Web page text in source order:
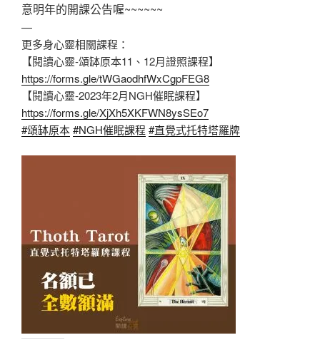
意明年的開課公告喔~~~~~~
—
更多身心靈相關課程：
【閱讀心靈-頌缽原本11、12月證照課程】
https://forms.gle/tWGaodhfWxCgpFEG8
【閱讀心靈-2023年2月NGH催眠課程】
https://forms.gle/XjXh5XKFWN8ysSEo7
#頌缽原本#NGH催眠課程 #直覺式托特塔羅牌